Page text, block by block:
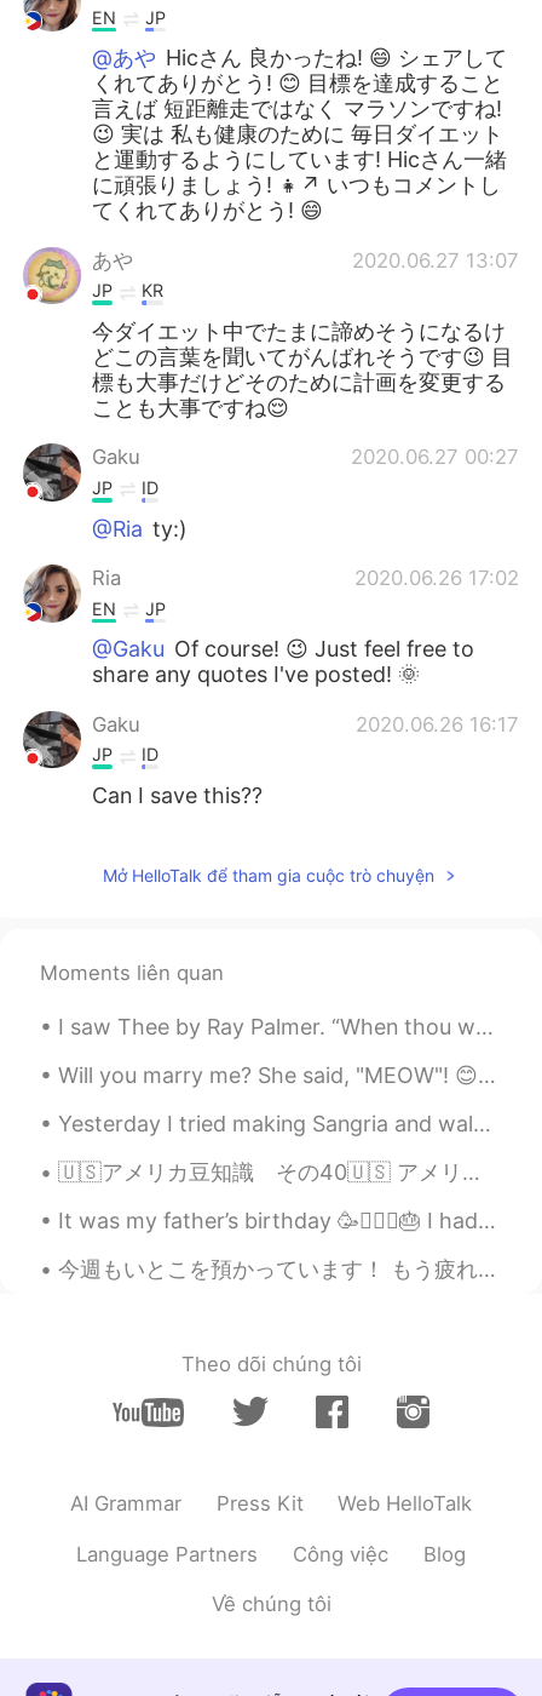
EN JP
@あや Hicさん 良かったね! 😄 シェアして
くれてありがとう! 😊 目標を達成すること
言えば 短距離走ではなく マラソンですね!
😉 実は 私も健康のために 毎日ダイエット
と運動するようにしています! Hicさん一緒
に頑張りましょう! 👧↗ いつもコメントし
てくれてありがとう! 😄
あや 2020.06.27 13:07
JP KR
今ダイエット中でたまに諦めそうになるけ
どこの言葉を聞いてがんばれそうです😉 目
標も大事だけどそのために計画を変更する
ことも大事ですね😌
Gaku 2020.06.27 00:27
JP ID
@Ria ty:)
Ria 2020.06.26 17:02
EN JP
@Gaku Of course! 😉 Just feel free to
share any quotes I've posted! 🌞
Gaku 2020.06.26 16:17
JP ID
Can I save this??
EN JP
嬉しいです! いつもありがとうございます!
一緒に頑張りましょう! 👧↗
Emi 2020.06.25 04:32
JP ENESSV
すごくいい言葉頑張らなくちゃ
Mở HelloTalk để tham gia cuộc trò chuyện
Moments liên quan
I saw Thee by Ray Palmer. “When thou wast under the fig-tree, I saw thee.”—JOHN i. 48. Part 1 o...
Will you marry me? She said, "MEOW"! 😊❤🐱 結婚して下さい？ 彼女は「ニャー」と言いました 😊❤🐱 It's not my ca...
Yesterday I tried making Sangria and walked to Sumida Park☺️ I’m interested in some of the new M...
🇺🇸アメリカ豆知識 その40🇺🇸 アメリカで暮らしていく中で最も必要な物は、 ノリと雑談力です！笑笑 学校でも部活でも職場でもスーパーでも病院でも雑談しますし、ノリがいいと徳を積みます笑 ス...
It was my father’s birthday 🥳🧔🏻‍♂️🎂 I had a long day working and spending time with my family🏋🏻‍...
今週もいとこを預かっています！ もう疲れています！😩 頑張りましょう、オーウェンくん！ 🚛🚚🛻🚛🚚🛻🚛🚚🛻🚛🚚🛻🚛🚚🛻🚜 My cousin’s child likes trucks, w...
Theo dõi chúng tôi
AI Grammar Press Kit Web HelloTalk
Language Partners Công việc Blog
Về chúng tôi